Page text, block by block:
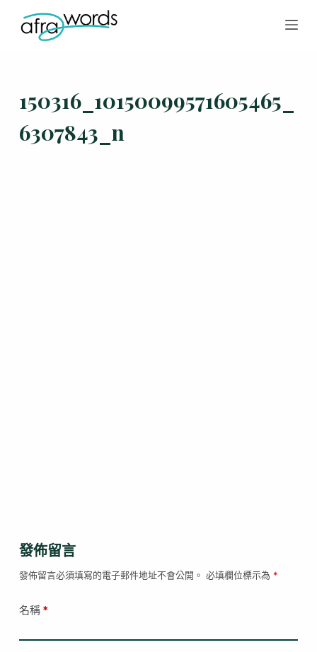
跳
至
內
150316_10150099571605465_
6307843_n
發佈留言
發佈留言必須填寫的電子郵件地址不會公開。 必填欄位標示為 *
名稱*